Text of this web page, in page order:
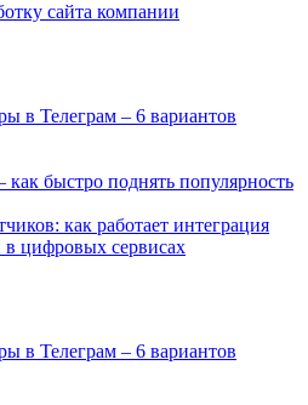
сайта компании
в Телеграм – 6 вариантов
быстро поднять популярность
как работает интеграция
цифровых сервисах
в Телеграм – 6 вариантов